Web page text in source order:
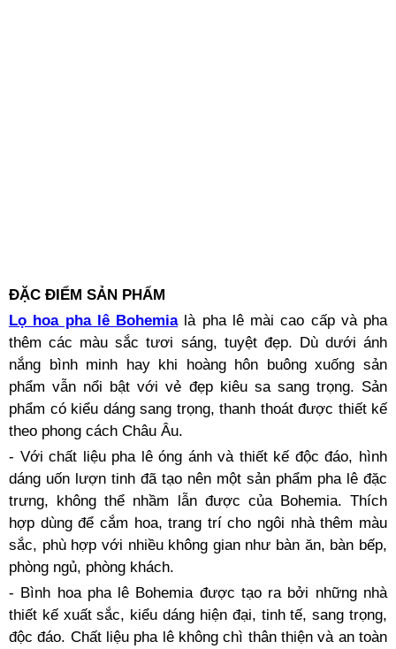
ĐẶC ĐIỂM SẢN PHẨM
Lọ hoa pha lê Bohemialà pha lê mài cao cấp và pha
thêm các màu sắc tươi sáng, tuyệt đẹp. Dù dưới ánh
nắng bình minh hay khi hoàng hôn buông xuống sản
phẩm vẫn nổi bật với vẻ đẹp kiêu sa sang trọng. Sản
phẩm có kiểu dáng sang trọng, thanh thoát được thiết kế
theo phong cách Châu Âu.
- Với chất liệu pha lê óng ánh và thiết kế độc đáo, hình
dáng uốn lượn tinh đã tạo nên một sản phẩm pha lê đặc
trưng, không thể nhầm lẫn được của Bohemia. Thích
hợp dùng để cắm hoa, trang trí cho ngôi nhà thêm màu
sắc, phù hợp với nhiều không gian như bàn ăn, bàn bếp,
phòng ngủ, phòng khách.
- Bình hoa pha lê Bohemia được tạo ra bởi những nhà
thiết kế xuất sắc, kiểu dáng hiện đại, tinh tế, sang trọng,
độc đáo. Chất liệu pha lê không chì thân thiện và an toàn